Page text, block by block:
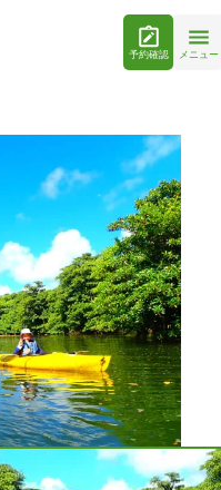
予約確認 メニュー